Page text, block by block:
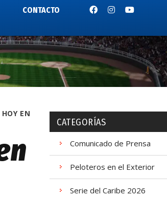
CONTACTO
EN
CATEGORÍAS
Comunicado de Prensa
Peloteros en el Exterior
Serie del Caribe 2026